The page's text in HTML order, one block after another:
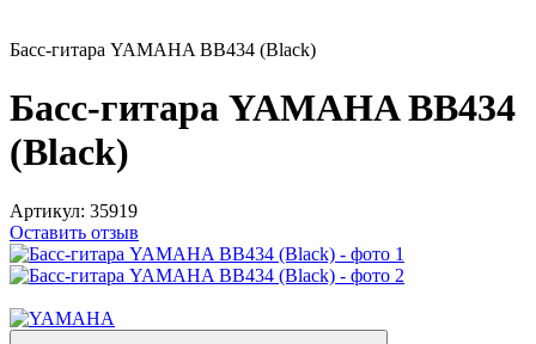
Басс-гитара YAMAHA BB434 (Black)
Басс-гитара YAMAHA BB434
(Black)
Артикул: 35919
Оставить отзыв